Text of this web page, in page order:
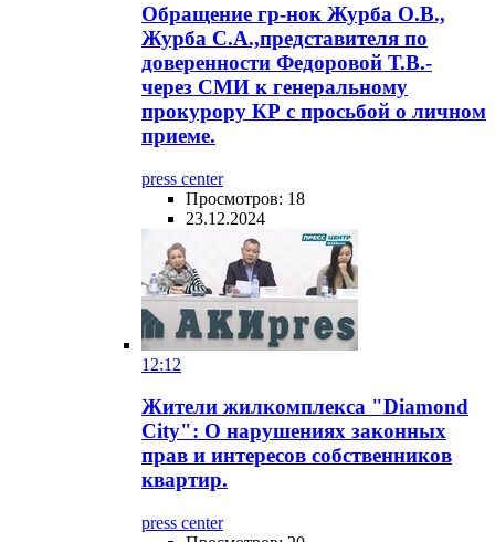
Обращение гр-нок Журба О.В.,
Журба С.А.,представителя по
доверенности Федоровой Т.В.-
через СМИ к генеральному
прокурору КР с просьбой о личном
приеме.
press center
Просмотров: 18
23.12.2024
12:12
Жители жилкомплекса "Diamond
City": О нарушениях законных
прав и интересов собственников
квартир.
press center